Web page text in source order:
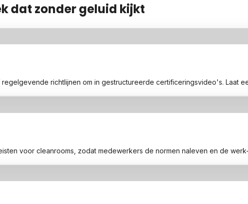
dat zonder geluid kijkt
richtlijnen om in gestructureerde certificeringsvideo's.
voor cleanrooms, zodat medewerkers de normen naleven en de